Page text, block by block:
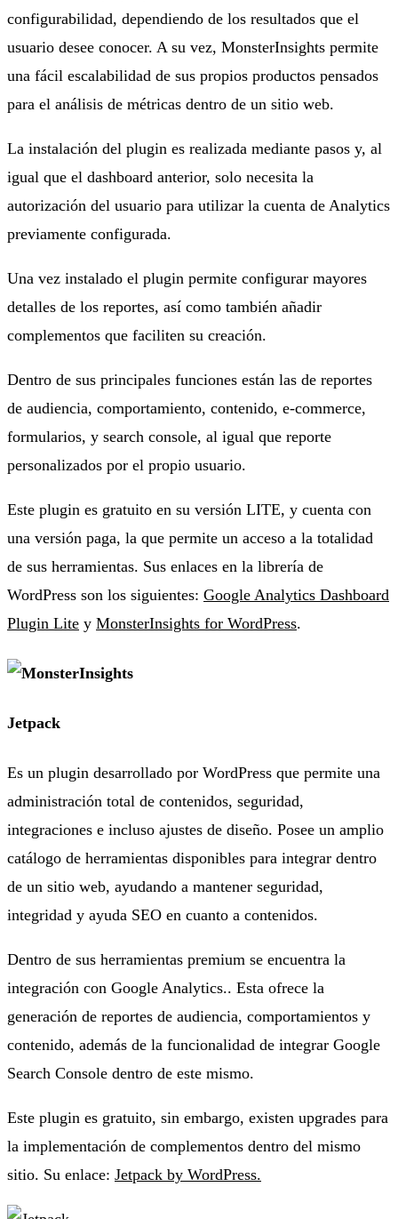
configurabilidad, dependiendo de los resultados que el
usuario desee conocer. A su vez, MonsterInsights permite
una fácil escalabilidad de sus propios productos pensados
para el análisis de métricas dentro de un sitio web.
La instalación del plugin es realizada mediante pasos y, al
igual que el dashboard anterior, solo necesita la
autorización del usuario para utilizar la cuenta de Analytics
previamente configurada.
Una vez instalado el plugin permite configurar mayores
detalles de los reportes, así como también añadir
complementos que faciliten su creación.
Dentro de sus principales funciones están las de reportes
de audiencia, comportamiento, contenido, e-commerce,
formularios, y search console, al igual que reporte
personalizados por el propio usuario.
Este plugin es gratuito en su versión LITE, y cuenta con
una versión paga, la que permite un acceso a la totalidad
de sus herramientas. Sus enlaces en la librería de
WordPress son los siguientes: Google Analytics Dashboard
Plugin Lite y MonsterInsights for WordPress.
Jetpack
Es un plugin desarrollado por WordPress que permite una
administración total de contenidos, seguridad,
integraciones e incluso ajustes de diseño. Posee un amplio
catálogo de herramientas disponibles para integrar dentro
de un sitio web, ayudando a mantener seguridad,
integridad y ayuda SEO en cuanto a contenidos.
Dentro de sus herramientas premium se encuentra la
integración con Google Analytics.. Esta ofrece la
generación de reportes de audiencia, comportamientos y
contenido, además de la funcionalidad de integrar Google
Search Console dentro de este mismo.
Este plugin es gratuito, sin embargo, existen upgrades para
la implementación de complementos dentro del mismo
sitio. Su enlace: Jetpack by WordPress.